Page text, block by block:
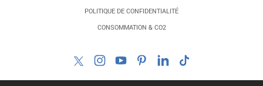
POLITIQUE DE CONFIDENTIALITÉ
CONSOMMATION & CO2